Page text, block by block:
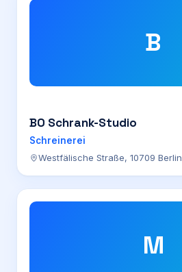
B
BO Schrank-Studio
Schreinerei
Westfälische Straße, 10709 Berlin
M